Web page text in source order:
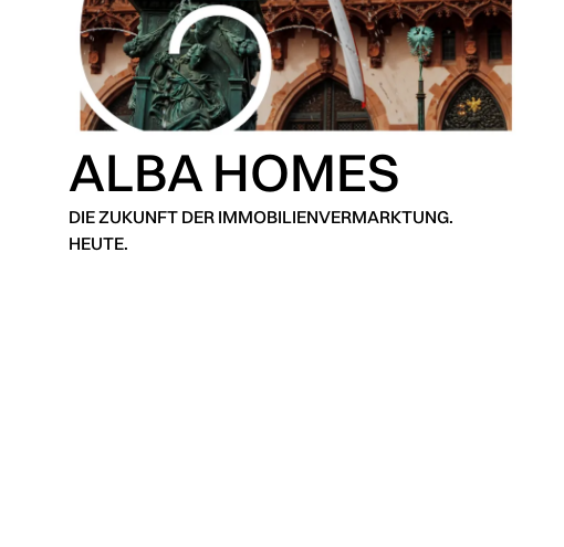
ALBA HOMES
DIE ZUKUNFT DER IMMOBILIENVERMARKTUNG.
HEUTE.